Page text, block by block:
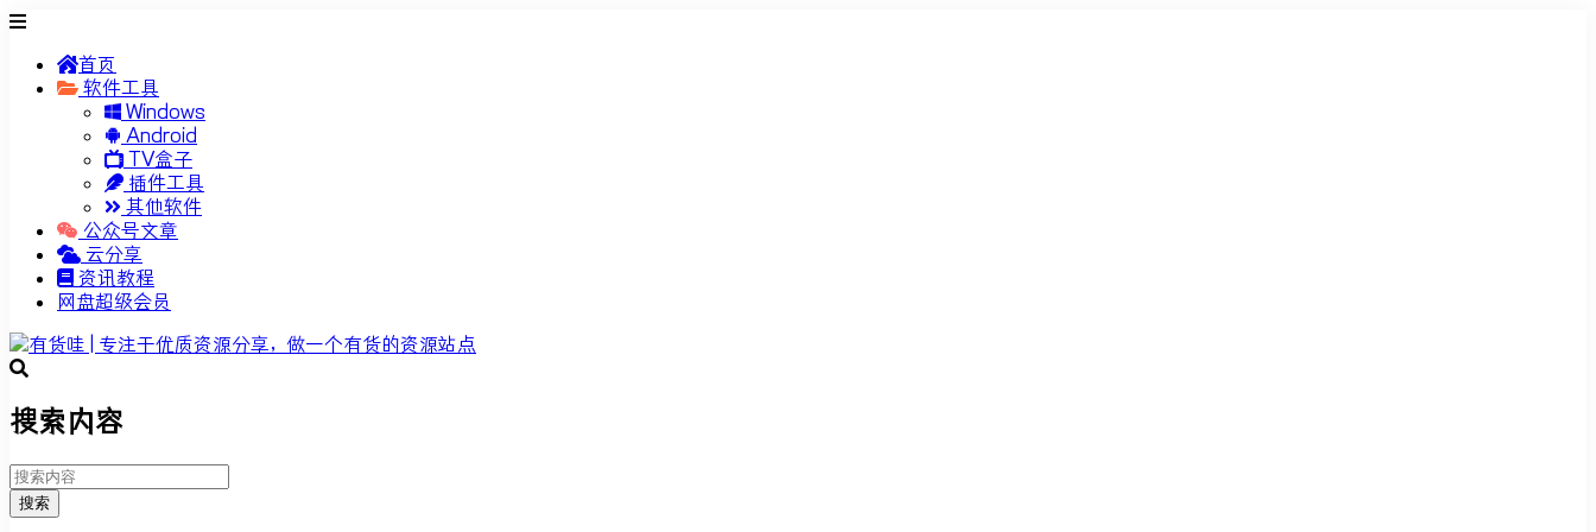
首页
软件工具
Windows
Android
TV盒子
插件工具
其他软件
公众号文章
云分享
资讯教程
网盘超级会员
搜索内容
搜索